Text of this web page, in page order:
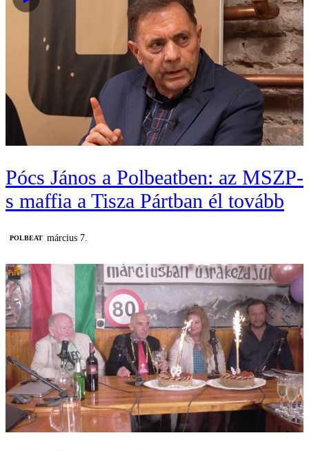
Pócs János a Polbeatben: az MSZP-
s maffia a Tisza Pártban él tovább
‎POLBEAT március 7.